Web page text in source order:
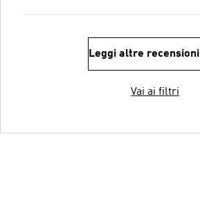
Leggi altre recensioni
Vai ai filtri